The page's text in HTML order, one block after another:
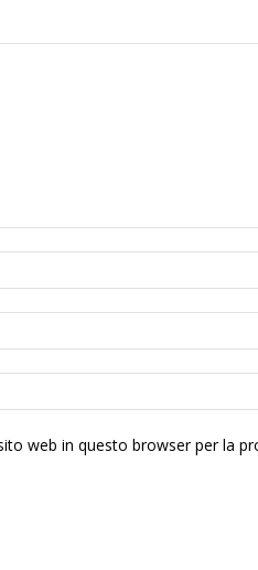
web in questo browser per la